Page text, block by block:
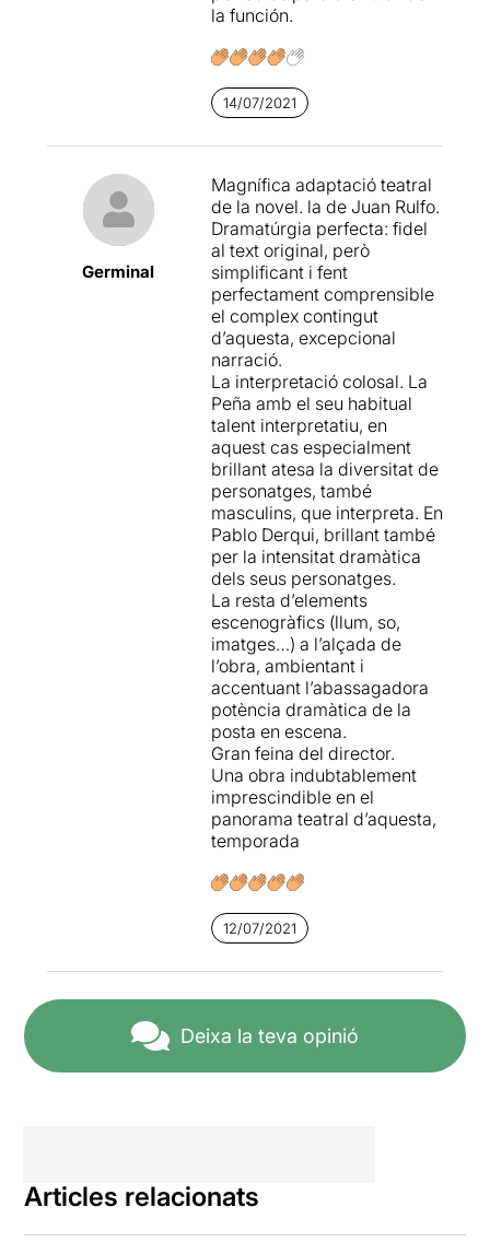
la función.
14/07/2021
Germinal
Magnífica adaptació teatral
de la novel. la de Juan Rulfo.
Dramatúrgia perfecta: fidel
al text original, però
simplificant i fent
perfectament comprensible
el complex contingut
d’aquesta, excepcional
narració.
La interpretació colosal. La
Peña amb el seu habitual
talent interpretatiu, en
aquest cas especialment
brillant atesa la diversitat de
personatges, també
masculins, que interpreta. En
Pablo Derqui, brillant també
per la intensitat dramàtica
dels seus personatges.
La resta d’elements
escenogràfics (llum, so,
imatges…) a l’alçada de
l’obra, ambientant i
accentuant l’abassagadora
potència dramàtica de la
posta en escena.
Gran feina del director.
Una obra indubtablement
imprescindible en el
panorama teatral d’aquesta,
temporada
12/07/2021
Deixa la teva opinió
Articles relacionats